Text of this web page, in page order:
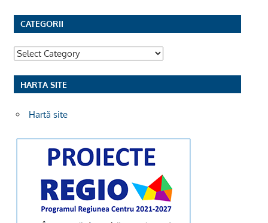
CATEGORII
Categorii
HARTA SITE
Hartă site